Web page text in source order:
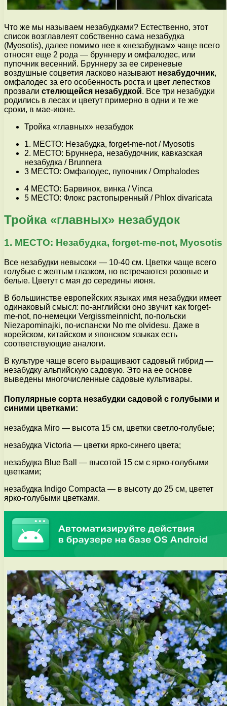
Что же мы называем незабудками? Естественно, этот
список возглавлеят собственно сама незабудка
(Myosotis), далее помимо нее к «незабудкам» чаще всего
относят еще 2 рода — бруннеру и омфалодес, или
пупочник весенний. Бруннеру за ее сиреневые
воздушные соцветия ласково называют незабудочник,
омфалодес за его особенность роста и цвет лепестков
прозвали стелющейся незабудкой. Все три незабудки
родились в лесах и цветут примерно в одни и те же
сроки, в мае-июне.
Тройка «главных» незабудок
1. МЕСТО: Незабудка, forget-me-not / Myosotis
2. МЕСТО: Бруннера, незабудочник, кавказская
незабудка / Brunnera
3 МЕСТО: Омфалодес, пупочник / Omphalodes
4 МЕСТО: Барвинок, винка / Vinca
5 МЕСТО: Флокс растопыренный / Phlox divaricata
Тройка «главных» незабудок
1. МЕСТО: Незабудка, forget-me-not, Myosotis
Все незабудки невысоки — 10-40 см. Цветки чаще всего
голубые с желтым глазком, но встречаются розовые и
белые. Цветут с мая до середины июня.
В большинстве европейских языках имя незабудки имеет
одинаковый смысл: по-английски оно звучит как forget-
me-not, по-немецки Vergissmeinnicht, по-польски
Niezapominajki, по-испански No me olvidesu. Даже в
корейском, китайском и японском языках есть
соответствующие аналоги.
В культуре чаще всего выращивают садовый гибрид —
незабудку альпийскую садовую. Это на ее основе
выведены многочисленные садовые культивары.
Популярные сорта незабудки садовой с голубыми и
синими цветками:
незабудка Miro — высота 15 см, цветки светло-голубые;
незабудка Victoria — цветки ярко-синего цвета;
незабудка Blue Ball — высотой 15 см с ярко-голубыми
цветками;
незабудка Indigo Compacta — в высоту до 25 см, цветет
ярко-голубыми цветками.